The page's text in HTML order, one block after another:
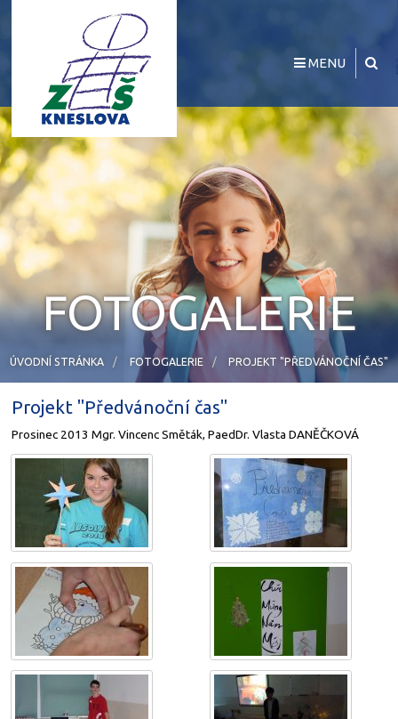
MENU
FOTOGALERIE
ÚVODNÍ STRÁNKA FOTOGALERIE PROJEKT "PŘEDVÁNOČNÍ ČAS"
Projekt "Předvánoční čas"
Prosinec 2013 Mgr. Vincenc Směták, PaedDr. Vlasta DANĚČKOVÁ